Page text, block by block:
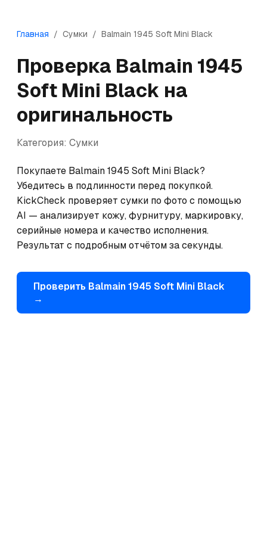
Главная / Сумки / Balmain 1945 Soft Mini Black
Проверка Balmain 1945
Soft Mini Black на
оригинальность
Категория: Сумки
Покупаете Balmain 1945 Soft Mini Black?
Убедитесь в подлинности перед покупкой.
KickCheck проверяет сумки по фото с помощью
AI — анализирует кожу, фурнитуру, маркировку,
серийные номера и качество исполнения.
Результат с подробным отчётом за секунды.
Проверить Balmain1945 Soft Mini Black
→